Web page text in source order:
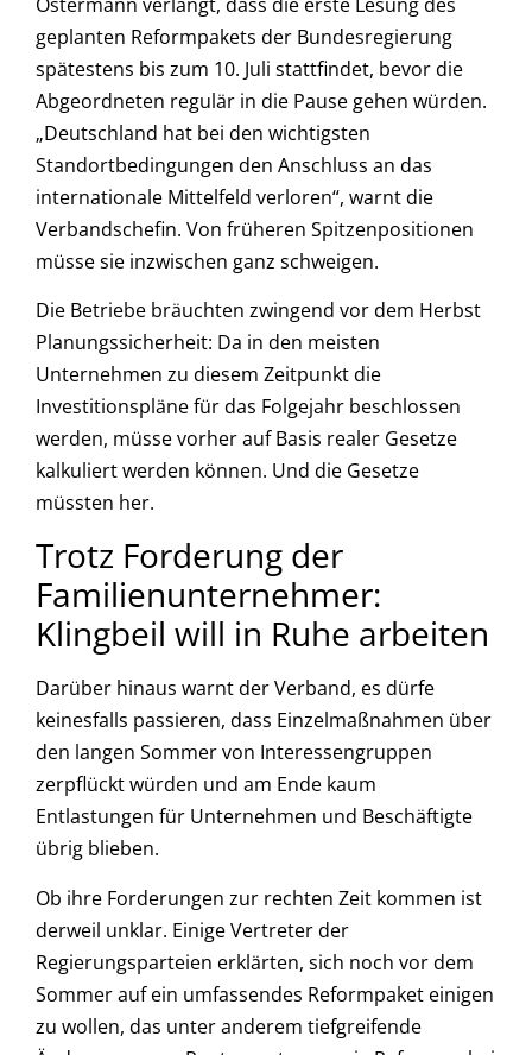
geplanten Reformpakets der Bundesregierung
spätestens bis zum 10. Juli stattfindet, bevor die
Abgeordneten regulär in die Pause gehen würden.
„Deutschland hat bei den wichtigsten
Standortbedingungen den Anschluss an das
internationale Mittelfeld verloren“, warnt die
Verbandschefin. Von früheren Spitzenpositionen
müsse sie inzwischen ganz schweigen.
Die Betriebe bräuchten zwingend vor dem Herbst
Planungssicherheit: Da in den meisten
Unternehmen zu diesem Zeitpunkt die
Investitionspläne für das Folgejahr beschlossen
werden, müsse vorher auf Basis realer Gesetze
kalkuliert werden können. Und die Gesetze
müssten her.
Trotz Forderung der
Familienunternehmer:
Klingbeil will in Ruhe arbeiten
Darüber hinaus warnt der Verband, es dürfe
keinesfalls passieren, dass Einzelmaßnahmen über
den langen Sommer von Interessengruppen
zerpflückt würden und am Ende kaum
Entlastungen für Unternehmen und Beschäftigte
übrig blieben.
Ob ihre Forderungen zur rechten Zeit kommen ist
derweil unklar. Einige Vertreter der
Regierungsparteien erklärten, sich noch vor dem
Sommer auf ein umfassendes Reformpaket einigen
zu wollen, das unter anderem tiefgreifende